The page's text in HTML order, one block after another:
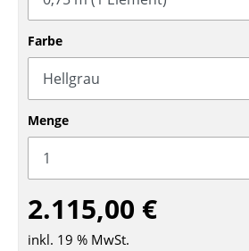
Tische
Esstische
Beistelltische
Couchtische
Schreibtische
Sekretäre & PC-Tische
Konferenztische
Farbe
Menge
2.115,00 €
inkl. 19 % MwSt.